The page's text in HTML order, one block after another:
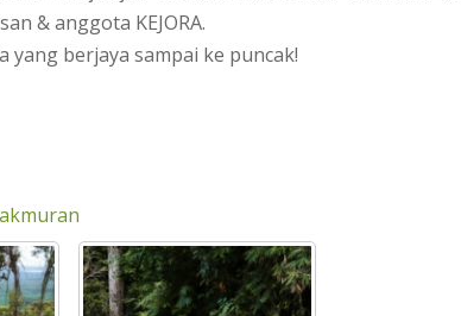
& anggota KEJORA.
yang berjaya sampai ke puncak!